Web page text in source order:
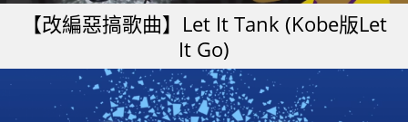
【改編惡搞歌曲】Let It Tank (Kobe版Let
It Go)